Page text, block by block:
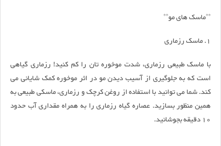
**ماسک های مو**
1. ماسک رزماری
با ماسک طبیعی رزماری، شدت موخوره تان را کم کنید! رزماری گیاهی
است که به جلوگیری از آسیب دیدن مو در اثر موخوره کمک شایانی می
کند. شما می توانید با استفاده از روغن کرچک و رزماری، ماسکی طبیعی به
همین منظور بسازید. عصاره گیاه رزماری را به همراه مقداری آب حدود
10 دقیقه بجوشانید.